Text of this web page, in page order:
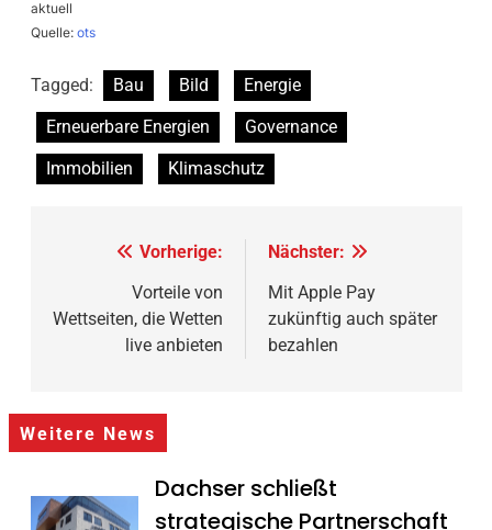
aktuell
Quelle: ots
Tagged: Bau Bild
Energie
Erneuerbare Energien
Governance
Immobilien
Klimaschutz
Beitragsnavigation
Vorherige:
Vorteile von
Wettseiten, die Wetten
live anbieten
Nächster:
Mit Apple Pay
zukünftig auch später
bezahlen
Weitere News
Dachser schließt
strategische Partnerschaft